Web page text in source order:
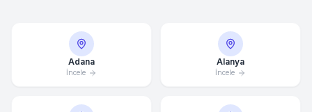
Adana
İncele
Alanya
İncele